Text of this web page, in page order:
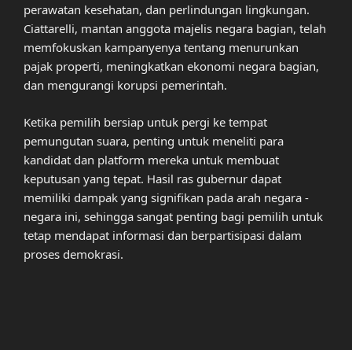
perawatan kesehatan, dan perlindungan lingkungan.
Ciattarelli, mantan anggota majelis negara bagian, telah
memfokuskan kampanyenya tentang menurunkan
pajak properti, meningkatkan ekonomi negara bagian,
dan mengurangi korupsi pemerintah.
Ketika pemilih bersiap untuk pergi ke tempat
pemungutan suara, penting untuk meneliti para
kandidat dan platform mereka untuk membuat
keputusan yang tepat. Hasil ras gubernur dapat
memiliki dampak yang signifikan pada arah negara -
negara ini, sehingga sangat penting bagi pemilih untuk
tetap mendapat informasi dan berpartisipasi dalam
proses demokrasi.